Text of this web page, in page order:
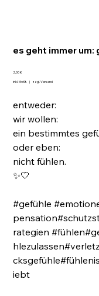
es geht immer um:
Preis
2,00 €
inkl. MwSt. | zzgl. Versand
entweder:
wir wollen:
ein bestimmtes
oder eben:
nicht fühlen.
✨🤍
#gefühle
rategien
iebt